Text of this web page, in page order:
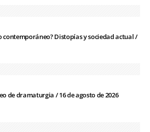
Distopías y sociedad actual /
de dramaturgia / 16 de agosto de 2026